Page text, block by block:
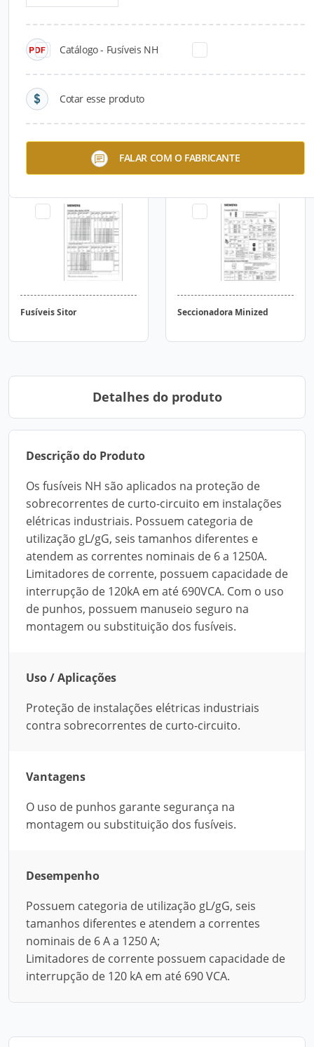
Catálogo - Fusíveis NH
Cotar esse produto
FALAR COM O FABRICANTE
Fusíveis Cilíndricos
Fusíveis Sitor Seccionadora Minized
Detalhes do produto
Descrição do Produto
Os fusíveis NH são aplicados na proteção de
sobrecorrentes de curto-circuito em instalações
elétricas industriais. Possuem categoria de
utilização gL/gG, seis tamanhos diferentes e
atendem as correntes nominais de 6 a 1250A.
Limitadores de corrente, possuem capacidade de
interrupção de 120kA em até 690VCA. Com o uso
de punhos, possuem manuseio seguro na
montagem ou substituição dos fusíveis.
Uso / Aplicações
Proteção de instalações elétricas industriais
contra sobrecorrentes de curto-circuito.
Vantagens
O uso de punhos garante segurança na
montagem ou substituição dos fusíveis.
Desempenho
Possuem categoria de utilização gL/gG, seis
tamanhos diferentes e atendem a correntes
nominais de 6 A a 1250 A;
Limitadores de corrente possuem capacidade de
interrupção de 120 kA em até 690 VCA.